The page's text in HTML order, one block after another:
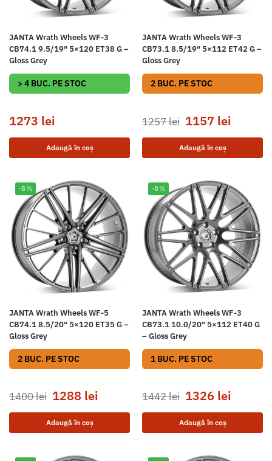
JANTA Wrath Wheels WF-3
CB74.1 9.5/19″ 5×120 ET38 G –
Gloss Grey
> 4 BUC. PE STOC
1273 lei
Adaugă în coș
JANTA Wrath Wheels WF-3
CB73.1 8.5/19″ 5×112 ET42 G –
Gloss Grey
2 BUC. PE STOC
1257lei 1157 lei
Adaugă în coș
-8%
JANTA Wrath Wheels WF-5
CB74.1 8.5/20″ 5×120 ET35 G –
Gloss Grey
2 BUC. PE STOC
1400lei 1288 lei
Adaugă în coș
-8%
JANTA Wrath Wheels WF-3
CB73.1 10.0/20″ 5×112 ET40 G
– Gloss Grey
1 BUC. PE STOC
1442lei 1326 lei
Adaugă în coș